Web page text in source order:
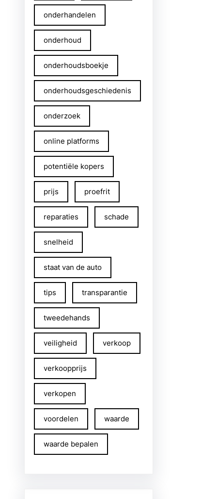
onderhandelen
onderhoud
onderhoudsboekje
onderhoudsgeschiedenis
onderzoek
online platforms
potentiële kopers
prijs proefrit
reparaties schade
snelheid
staat van de auto
tips transparantie
tweedehands
veiligheid verkoop
verkoopprijs
verkopen
voordelen waarde
waarde bepalen